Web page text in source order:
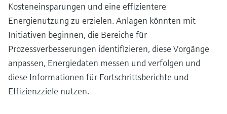
Kosteneinsparungen und eine effizientere
Energienutzung zu erzielen. Anlagen könnten mit
Initiativen beginnen, die Bereiche für
Prozessverbesserungen identifizieren, diese Vorgänge
anpassen, Energiedaten messen und verfolgen und
diese Informationen für Fortschrittsberichte und
Effizienzziele nutzen.